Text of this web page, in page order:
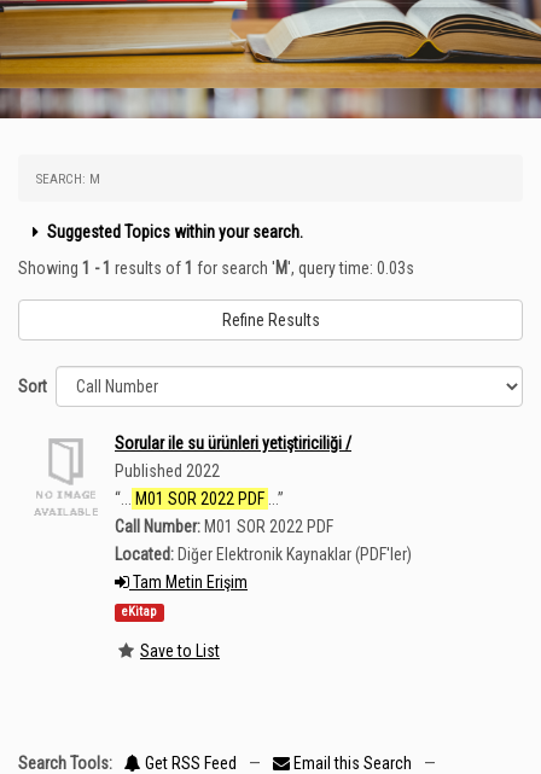
SEARCH: M
Suggested Topics within your search.
Showing 1 - 1 results of1 for search 'M', query time: 0.03s
Refine Results
Sort
Sorular ile su ürünleri yetiştiriciliği /
Published 2022
“
M01 SOR 2022 PDF
”
Call Number: M01 SOR 2022 PDF
Located: Diğer Elektronik Kaynaklar (PDF'ler)
Tam Metin Erişim
eKitap
Save to List
Search Tools: Get RSS Feed — Email this Search
—